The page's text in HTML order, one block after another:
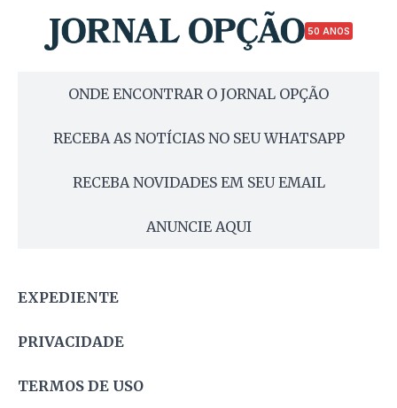
50 ANOS
ONDE ENCONTRAR O JORNAL OPÇÃO
RECEBA AS NOTÍCIAS NO SEU WHATSAPP
RECEBA NOVIDADES EM SEU EMAIL
ANUNCIE AQUI
EXPEDIENTE
PRIVACIDADE
TERMOS DE USO